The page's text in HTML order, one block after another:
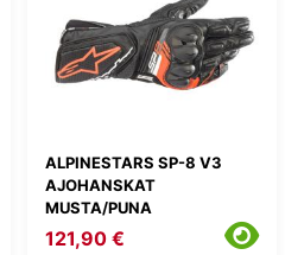
ALPINESTARS SP-8 V3
AJOHANSKAT
MUSTA/PUNA
121,90 €